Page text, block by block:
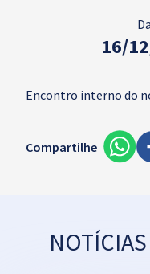
16/
Encontro interno do
Compartilhe